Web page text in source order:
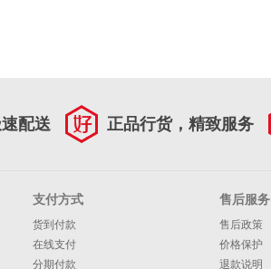
配送 正品行货，精致服务
支付方式
货到付款
在线支付
分期付款
售后服务
售后政策
价格保护
退款说明